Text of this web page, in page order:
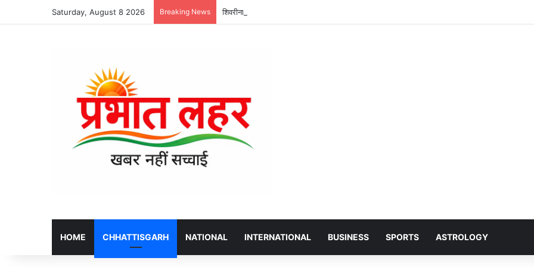
Saturday, August 8 2026 Breaking News शिवरीनारायण मेला ग्राउंड में आयोजित शिव महापुराण में सम्मिलित हुए राजेश्री महन्त रामसुंदर दास
HOME CHHATTISGARH NATIONAL INTERNATIONAL BUSINESS SPORTS ASTROLOGY